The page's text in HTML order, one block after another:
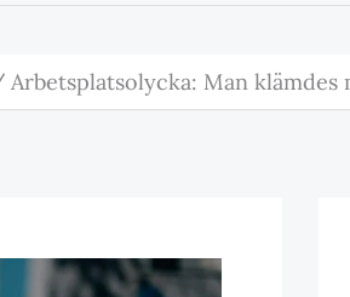
Arbetsplatsolycka: Man